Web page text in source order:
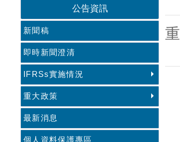
公告資訊
新聞稿
即時新聞澄清
IFRSs實施情況
重大政策
最新消息
個人資料保護專區